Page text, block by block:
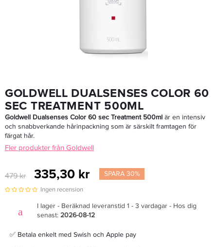
Rek. pris 229 kr
LÄGG I VARUKORGEN
GOLDWELL DUALSENSES COLOR 60
SEC TREATMENT 500ML
Goldwell Dualsenses Color 60 sec Treatment 500ml är en intensiv
och snabbverkande hårinpackning som är särskilt framtagen för
färgat hår.
Fler produkter från Goldwell
479 kr 335,30 kr SPARA 30%
Ingen recension
I lager - Beräknad leveranstid 1 - 3 vardagar - Hos dig
senast: 2026-08-12
✅ Betala enkelt med Swish och Apple pay